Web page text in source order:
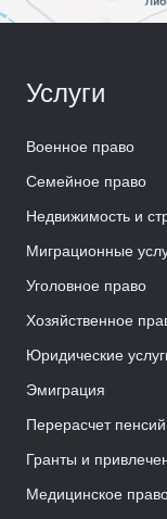
Услуги
Военное право
Семейное право
Недвижимость и
Миграционные
Уголовное право
Хозяйственное
Юридические
Эмиграция
Перерасчет пенсий
Гранты и
Медицинское